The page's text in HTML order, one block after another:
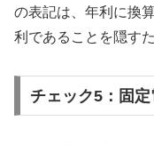
の表記は、年利に換
利であることを隠す
チェック5：固